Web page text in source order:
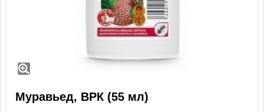
Муравьед, ВРК (55 мл)